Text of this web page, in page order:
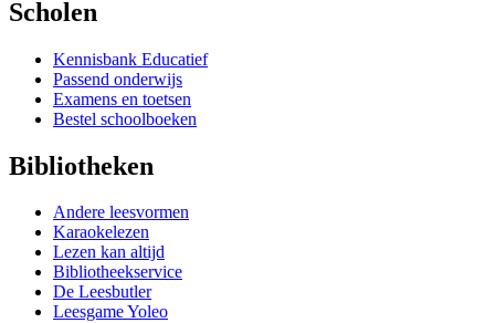
Scholen
Kennisbank Educatief
Passend onderwijs
Examens en toetsen
Bestel schoolboeken
Bibliotheken
Andere leesvormen
Karaokelezen
Lezen kan altijd
Bibliotheekservice
De Leesbutler
Leesgame Yoleo